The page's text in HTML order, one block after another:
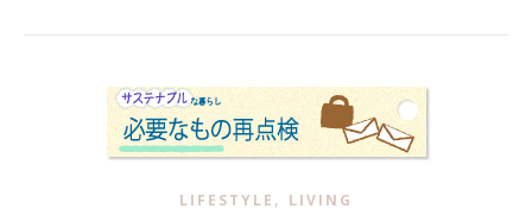
LIFESTYLE , LIVING